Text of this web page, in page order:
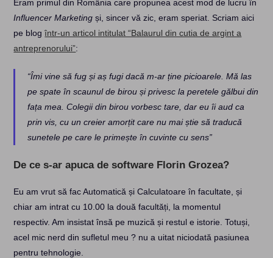
Eram primul din România care propunea acest mod de lucru în
Influencer Marketing și, sincer vă zic, eram speriat. Scriam aici
pe blogîntr-un articol intitulat “Balaurul din cutia de argint a
antreprenorului”:
“Îmi vine să fug și aș fugi dacă m-ar ține picioarele. Mă las
pe spate în scaunul de birou și privesc la peretele gălbui din
fața mea. Colegii din birou vorbesc tare, dar eu îi aud ca
prin vis, cu un creier amorțit care nu mai știe să traducă
sunetele pe care le primește în cuvinte cu sens”
De ce s-ar apuca de software Florin Grozea?
Eu am vrut să fac Automatică și Calculatoare în facultate, și
chiar am intrat cu 10.00 la două facultăți, la momentul
respectiv. Am insistat însă pe muzică și restul e istorie. Totuși,
acel mic nerd din sufletul meu ? nu a uitat niciodată pasiunea
pentru tehnologie.